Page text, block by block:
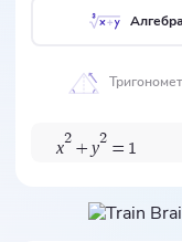
Алгебра
x
2
+ y
2
= 1